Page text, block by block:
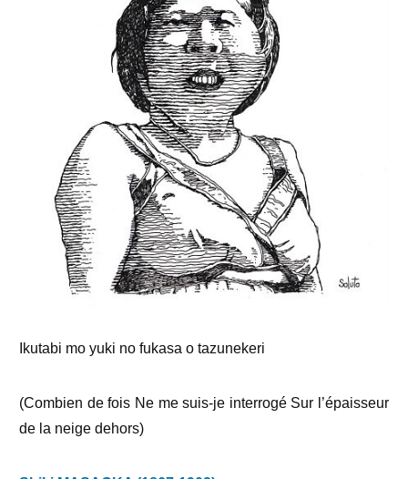
Ikutabi mo yuki no fukasa o tazunekeri
(Combien de fois Ne me suis-je interrogé Sur l’épaisseur
de la neige dehors)